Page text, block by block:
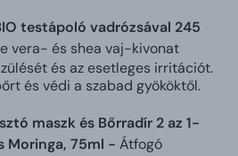
testápoló vadrózsával 245
vera- és shea vaj-kivonat
és az esetleges irritációt.
és védi a szabad gyököktől.
maszk és Bőrradír 2 az 1-
Moringa, 75ml - Átfogó